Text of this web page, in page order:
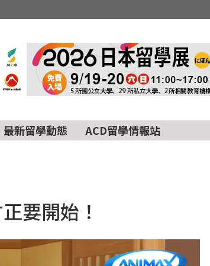
最新留學動態 ACD留學情報站
要開始！